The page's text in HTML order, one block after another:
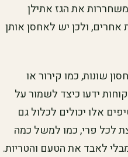
משחררות את הגז אתילן
ולכן יש לאחסן אותן
שונות, כמו קירור או
ידעו כיצד לשמור על
אלו יכולים לכלול גם
לכל פרי, כמו למשל כמה
לאבד את הטעם והטריות.